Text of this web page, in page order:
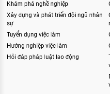
Khám phá nghề nghiệp
Xây dựng và phát triển đội ngũ nhân
sự
Tuyển dụng việc làm
Hướng nghiệp việc làm
Hỏi đáp pháp luật lao động